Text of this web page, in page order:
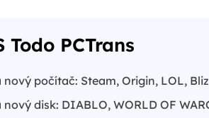
Todo PCTrans
nový počítač: Steam, Origin, LOL,
disk: DIABLO, WORLD OF